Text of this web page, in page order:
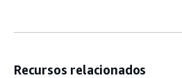
Recursos relacionados